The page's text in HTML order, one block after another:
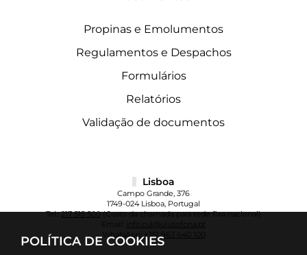
POLÍTICA DE COOKIES
Propinas e Emolumentos
Regulamentos e Despachos
Formulários
Relatórios
Validação de documentos
Lisboa
Campo Grande, 376
1749-024 Lisboa, Portugal
Tel.:217 515 500(Custo da chamada para rede fixa nacional)
info.cul@ulusofona.pt
WhatsApp:+351 963 640 100